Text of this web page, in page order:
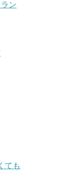
ン
ても